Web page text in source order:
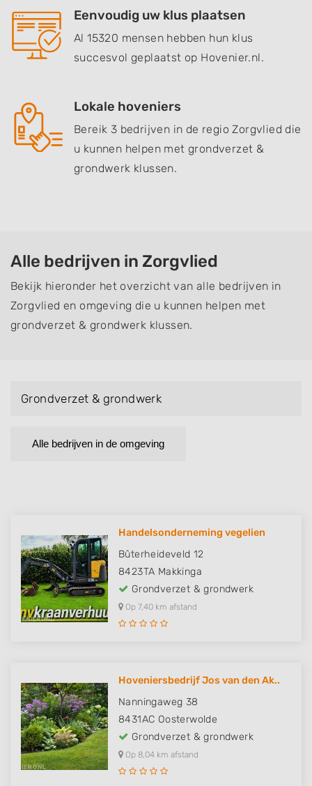
Eenvoudig uw klus plaatsen
Al 15320 mensen hebben hun klus
succesvol geplaatst op Hovenier.nl.
Lokale hoveniers
Bereik 3 bedrijven in de regio Zorgvlied die
u kunnen helpen met grondverzet &
grondwerk klussen.
Alle bedrijven in Zorgvlied
Bekijk hieronder het overzicht van alle bedrijven in
Zorgvlied en omgeving die u kunnen helpen met
grondverzet & grondwerk klussen.
Grondverzet & grondwerk
Alle bedrijven in de omgeving
Handelsonderneming vegelien
Bûterheideveld 12
8423TA Makkinga
Grondverzet & grondwerk
Op 7,40 km afstand
Hoveniersbedrijf Jos van den Ak..
Nanningaweg 38
8431AC Oosterwolde
Grondverzet & grondwerk
Op 8,04 km afstand